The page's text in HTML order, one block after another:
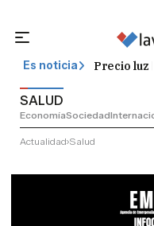
Es noticia Precio luz
SALUD
EconomíaSociedad
Actualidad Salud